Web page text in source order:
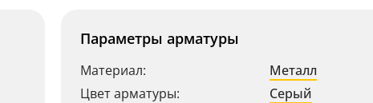
Параметры арматуры
Материал:
Металл
Цвет арматуры:
Серый